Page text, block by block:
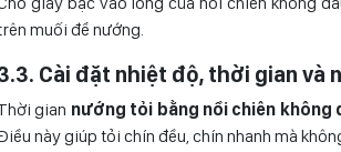
muối để nướng.
Cài đặt nhiệt độ, thời gian và
gian nướng tỏi bằng nồi chiên không
này giúp tỏi chín đều, chín nhanh mà